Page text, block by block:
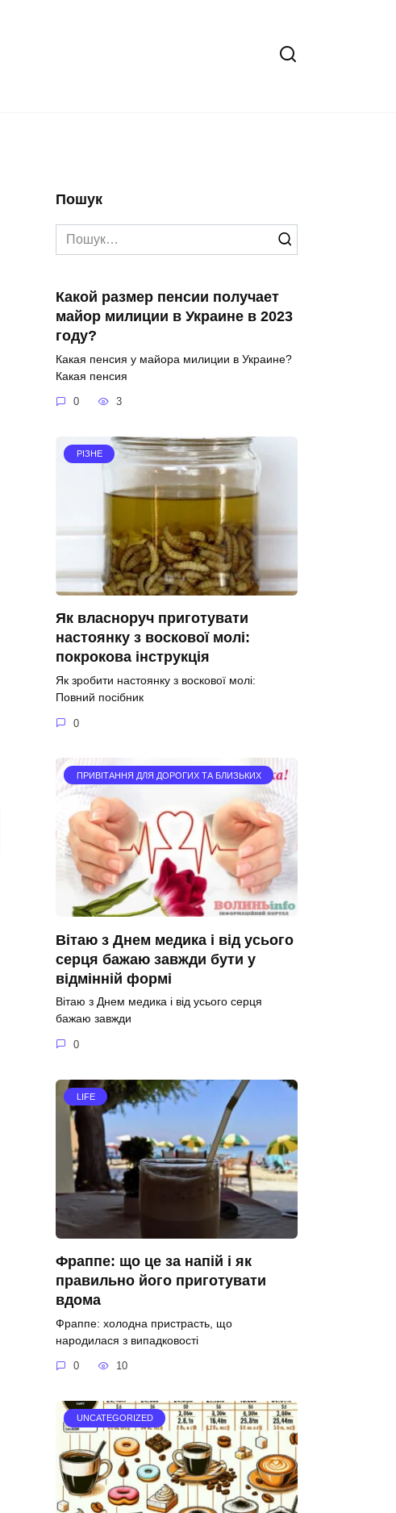
Пошук
Search
for:
Какой размер пенсии получает
майор милиции в Украине в 2023
году?
Какая пенсия у майора милиции в Украине?
Какая пенсия
0 3
РІЗНЕ
Як власноруч приготувати
настоянку з воскової молі:
покрокова інструкція
Як зробити настоянку з воскової молі:
Повний посібник
0
ПРИВІТАННЯ ДЛЯ ДОРОГИХ ТА БЛИЗЬКИХ
Вітаю з Днем медика і від усього
серця бажаю завжди бути у
відмінній формі
Вітаю з Днем медика і від усього серця
бажаю завжди
0
LIFE
Фраппе: що це за напій і як
правильно його приготувати
вдома
Фраппе: холодна пристрасть, що
народилася з випадковості
0 10
UNCATEGORIZED